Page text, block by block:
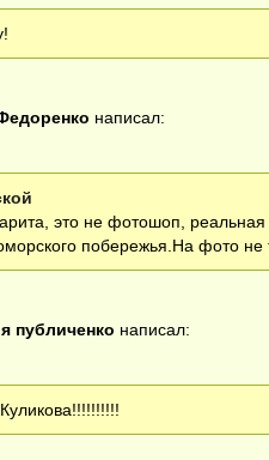
написал:
это не фотошоп,
побережья.На фото не
публиченко написал: